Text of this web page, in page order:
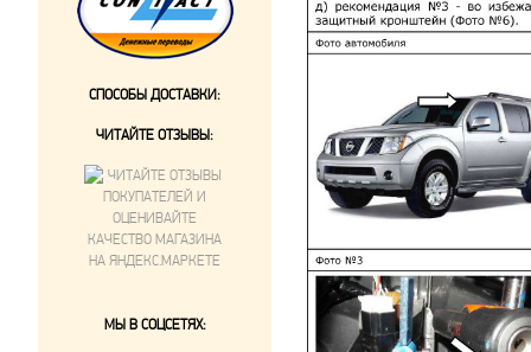
СПОСОБЫ ДОСТАВКИ:
ЧИТАЙТЕ ОТЗЫВЫ:
МЫ В СОЦСЕТЯХ: